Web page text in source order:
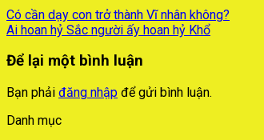
Có cần dạy con trở thành Vĩ nhân không?
Ai hoan hỷ Sắc người ấy hoan hỷ Khổ
Để lại một bình luận
Bạn phải đăng nhập để gửi bình luận.
Danh mục